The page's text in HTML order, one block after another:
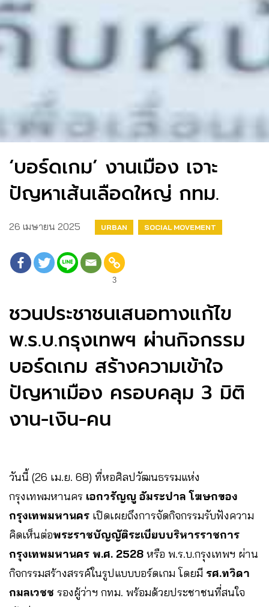
‘บอร์ดเกม’ งานเมือง เจาะ
ปัญหาเส้นเลือดใหญ่ กทม.
26 เมษายน 2025 URBAN SOCIAL MOVEMENT
3
ชวนประชาชนเสนอทางแก้ไข
พ.ร.บ.กรุงเทพฯ ผ่านกิจกรรม
บอร์ดเกม สร้างความเข้าใจ
ปัญหาเมือง ครอบคลุม 3 มิติ
งาน-เงิน-คน
วันนี้ (26 เม.ย. 68) ที่หอศิลปวัฒนธรรมแห่ง
กรุงเทพมหานคร เอกวรัญญู อัมระปาล โฆษกของ
กรุงเทพมหานคร เปิดเผยถึงการจัดกิจกรรมรับฟังความ
คิดเห็นต่อพระราชบัญญัติระเบียบบริหารราชการ
กรุงเทพมหานคร พ.ศ. 2528 หรือ พ.ร.บ.กรุงเทพฯ ผ่าน
กิจกรรมสร้างสรรค์ในรูปแบบบอร์ดเกม โดยมี รศ.ทวิดา
กมลเวชช รองผู้ว่าฯ กทม. พร้อมด้วยประชาชนที่สนใจ